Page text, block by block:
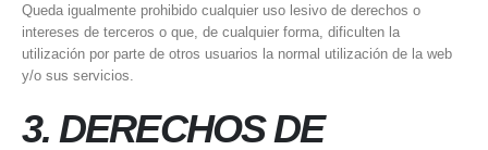
Queda igualmente prohibido cualquier uso lesivo de derechos o
intereses de terceros o que, de cualquier forma, dificulten la
utilización por parte de otros usuarios la normal utilización de la web
y/o sus servicios.
3. DERECHOS DE